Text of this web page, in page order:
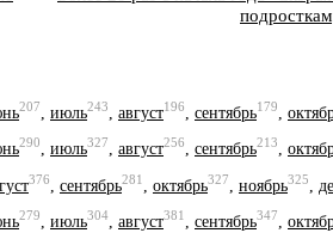
207 июль243 август196 сентябрь179
290, июль327, август256, сентябрь213,
376 сентябрь281 октябрь327 ноябрь325
279, июль304, август381, сентябрь347,